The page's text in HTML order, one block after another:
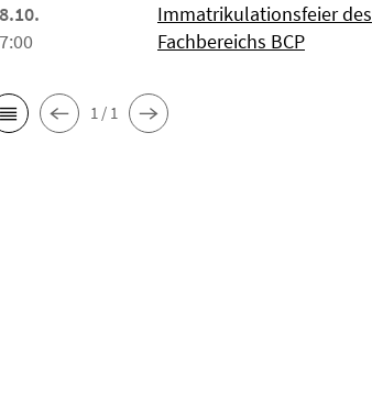
Immatrikulationsfeier des
Fachbereichs BCP
1 / 1